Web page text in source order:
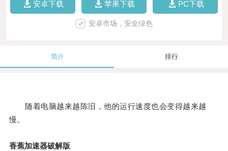
安卓下载 苹果下载 PC下载
安卓市场，安全绿色
简介 排行
随着电脑越来越陈旧，他的运行速度也会变得越来越
慢。
香蕉加速器破解版